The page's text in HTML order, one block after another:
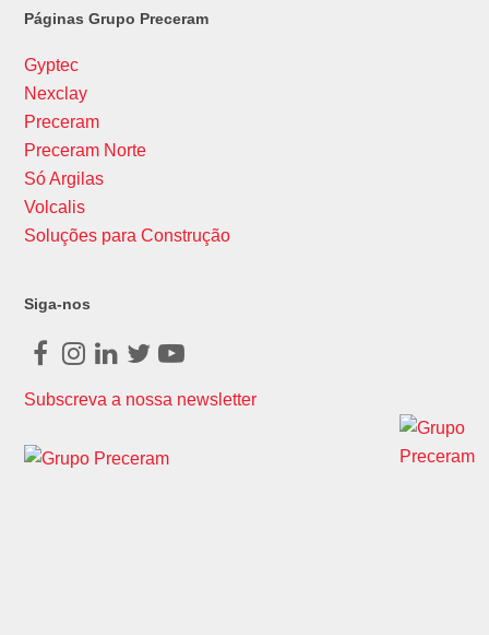
Páginas Grupo Preceram
Gyptec
Nexclay
Preceram
Preceram Norte
Só Argilas
Volcalis
Soluções para Construção
Siga-nos
Facebook
Instagram
LinkedIn
TwitterYoutube
Subscreva a nossa newsletter